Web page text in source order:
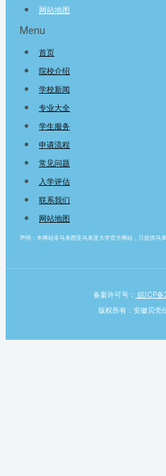
网站地图
Menu
首页
院校介绍
学校新闻
专业大全
学生服务
申请流程
常见问题
入学评估
联系我们
网站地图
声明：本网站非马来西亚马来亚大学官方网站，只提供马
备案许可号： 皖ICP
版权所有：安徽贝壳